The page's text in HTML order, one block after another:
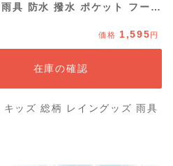
具 防水 撥水 ポケット フード
110cm 120cm 130cm ブラ
価格 1,595円
在庫の確認
ッズ 総柄 レイングッズ 雨具